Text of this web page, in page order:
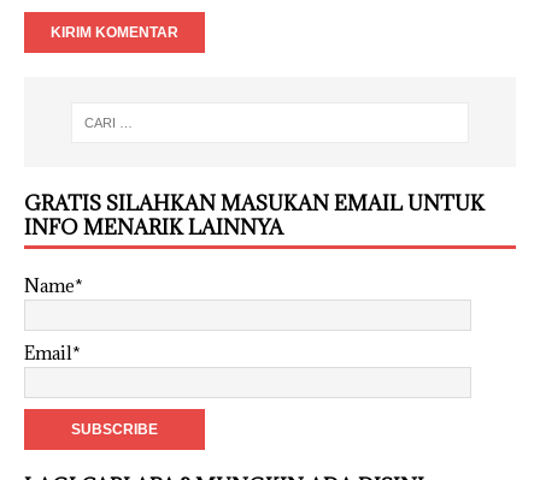
GRATIS SILAHKAN MASUKAN EMAIL UNTUK
INFO MENARIK LAINNYA
Name*
Email*